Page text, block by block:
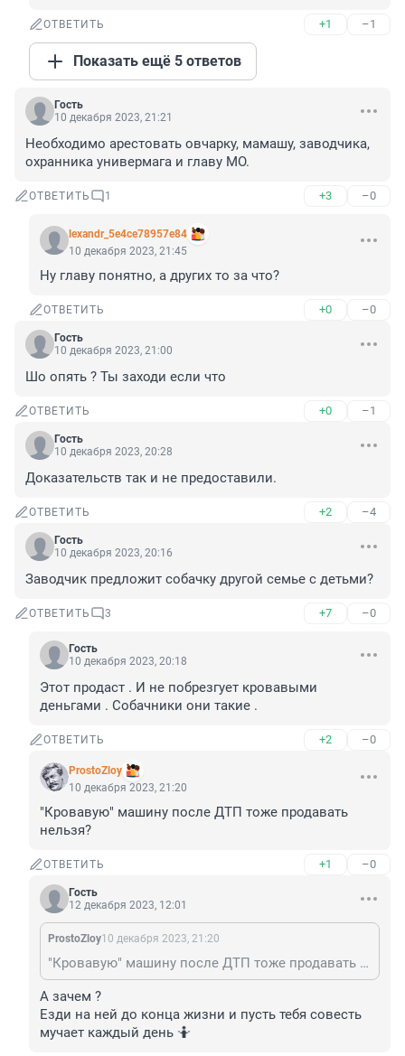
ОТВЕТИТЬ +1 –1
Показать ещё 5 ответов
Гость
10 декабря 2023, 21:21
Необходимо арестовать овчарку, мамашу, заводчика,
охранника универмага и главу МО.
ОТВЕТИТЬ 1 +3 –0
lexandr_5e4ce78957e84
10 декабря 2023, 21:45
Ну главу понятно, а других то за что?
ОТВЕТИТЬ +0 –0
Гость
10 декабря 2023, 21:00
Шо опять ? Ты заходи если что
ОТВЕТИТЬ +0 –1
Гость
10 декабря 2023, 20:28
Доказательств так и не предоставили.
ОТВЕТИТЬ +2 –4
Гость
10 декабря 2023, 20:16
Заводчик предложит собачку другой семье с детьми?
ОТВЕТИТЬ 3 +7 –0
Гость
10 декабря 2023, 20:18
Этот продаст . И не побрезгует кровавыми
деньгами . Собачники они такие .
ОТВЕТИТЬ +2 –0
ProstoZloy
10 декабря 2023, 21:20
"Кровавую" машину после ДТП тоже продавать
нельзя?
ОТВЕТИТЬ +1 –0
Гость
12 декабря 2023, 12:01
ProstoZloy10 декабря 2023, 21:20
"Кровавую" машину после ДТП тоже продавать нельзя?
А зачем ?
Езди на ней до конца жизни и пусть тебя совесть
мучает каждый день 🤷